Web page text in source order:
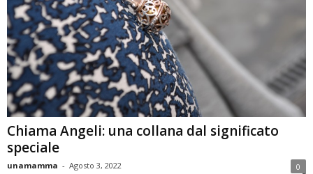
Chiama Angeli: una collana dal significato
speciale
unamamma - Agosto 3, 2022 0